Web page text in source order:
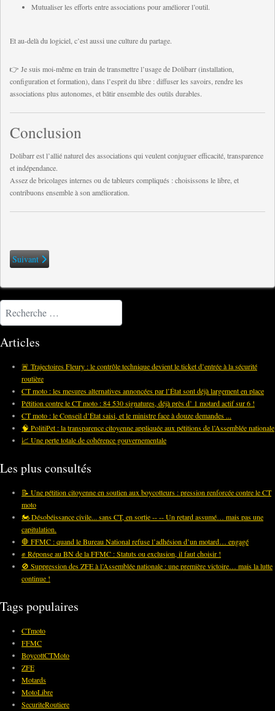
Mutualiser les efforts entre associations pour améliorer l’outil.
Et au-delà du logiciel, c’est aussi une culture du partage.
👉 Je suis moi-même en train de transmettre l’usage de Dolibarr (installation,
configuration et formation), dans l’esprit du libre : diffuser les savoirs, rendre les
associations plus autonomes, et bâtir ensemble des outils durables.
Conclusion
Dolibarr est l’allié naturel des associations qui veulent conjuguer efficacité, transparence
et indépendance.
Assez de bricolages internes ou de tableurs compliqués : choisissons le libre, et
contribuons ensemble à son amélioration.
Article suivant : 📲 SMS Libres & Militants : un système humain pour
Suivant
Rechercher
Articles
🚨 Trajectoires Fleury : le contrôle technique devient le ticket d’entrée à la sécurité
routière
CT moto : les mesures alternatives annoncées par l’État sont déjà largement en place
Pétition contre le CT moto : 84 530 signatures, déjà près d’ 1 motard actif sur 6 !
CT moto : le Conseil d’État saisi, et le ministre face à douze demandes ...
🧠 PolitiPet : la transparence citoyenne appliquée aux pétitions de l’Assemblée nationale
📈 Une perte totale de cohérence gouvernementale
Les plus consultés
📝 Une pétition citoyenne en soutien aux boycotteurs : pression renforcée contre le CT
moto
🏍️ Désobéissance civile... sans CT, en sortie -- -- Un retard assumé… mais pas une
capitulation.
🛑 FFMC : quand le Bureau National refuse l’adhésion d’un motard… engagé
✊ Réponse au BN de la FFMC : Statuts ou exclusion, il faut choisir !
🚫 Suppression des ZFE à l’Assemblée nationale : une première victoire… mais la lutte
continue !
Tags populaires
CTmoto
FFMC
BoycottCTMoto
ZFE
Motards
MotoLibre
SecuriteRoutiere